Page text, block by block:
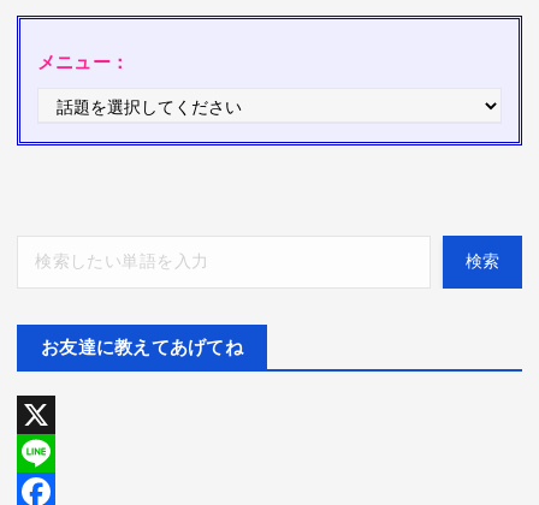
メニュー：
検索
お友達に教えてあげてね
X
L